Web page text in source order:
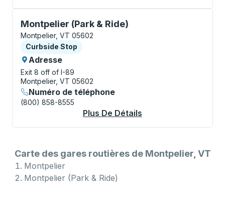
Montpelier (Park & Ride)
Curbside Stop, utilisez les touches fléchées ou la
Montpelier, VT 05602
Curbside Stop
Curbside Stop
Adresse
Exit 8 off of I-89
Montpelier, VT 05602
Numéro de téléphone
(800) 858-8555
Plus De Détails
Carte des gares routières de Montpelier, VT
Montpelier
Montpelier (Park & Ride)